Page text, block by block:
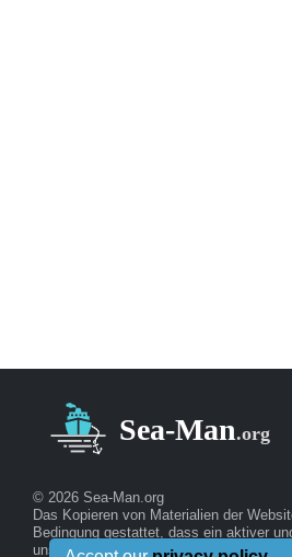
© 2026 Sea-Man.org
Das Kopieren von Materialien der
Bedingung gestattet, dass ein aktiver
unserer Website angegeben wird!